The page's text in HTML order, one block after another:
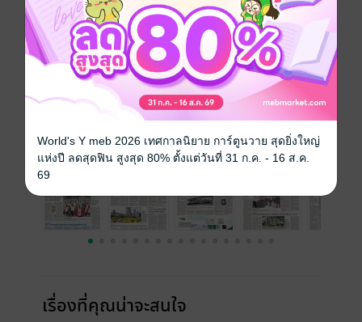
วันที่วางขาย 18 กรกฎาคม 2561
ความยาว 31 หน้า
ราคาปก 30 บาท
ดูทั้งหมด
เรื่องที่คุณน่าจะสนใจ
World's Y meb 2026 เทศกาลนิยาย การ์ตูนวาย สุดยิ่งใหญ่
แห่งปี ลดสุดฟิน สูงสุด 80% ตั้งแต่วันที่ 31 ก.ค. - 16 ส.ค.
69